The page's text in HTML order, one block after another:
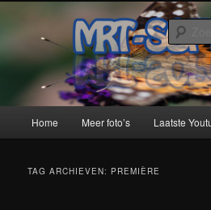
primaire
secundaireMRT-Soft
Home Meer foto’s Laatste
TAG ARCHIEVEN: PREMIÈRE